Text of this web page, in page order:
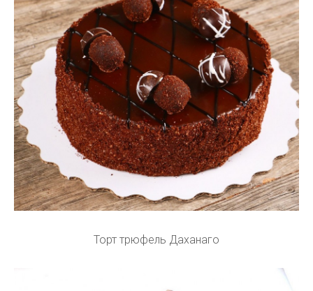
Торт трюфель Даханаго